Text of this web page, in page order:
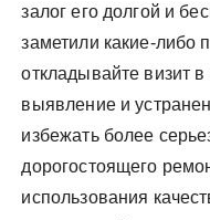
залог его долгой и
заметили какие-либо
откладывайте визит
выявление и
избежать более
дорогостоящего
использования